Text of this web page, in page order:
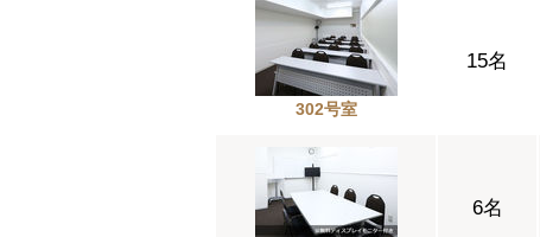
302号室
15名
6名